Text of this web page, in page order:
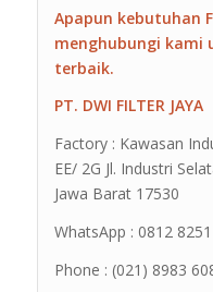
Apapun kebutuhan
menghubungi kami
terbaik.
PT. DWI FILTER JAYA
Factory : Kawasan
EE/ 2G Jl. Industri
Jawa Barat 17530
WhatsApp : 0812
Phone : (021) 8983